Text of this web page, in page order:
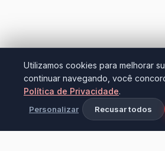
Utilizamos cookies para melhorar
continuar navegando, você
Política de Privacidade.
Personalizar Recusar todos